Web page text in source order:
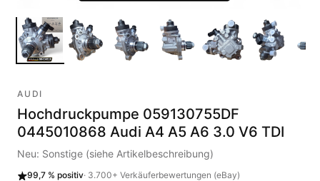
AUDI
Hochdruckpumpe 059130755DF
0445010868 Audi A4 A5 A6 3.0 V6 TDI
Neu: Sonstige (siehe Artikelbeschreibung)
99,7 % positiv· 3.700+ Verkäuferbewertungen (eBay)